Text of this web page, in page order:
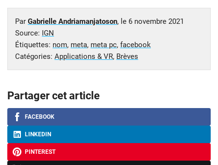
Par Gabrielle Andriamanjatoson, le 6 novembre 2021
Source: IGN
Étiquettes: nom, meta, meta pc, facebook
Catégories: Applications & VR, Brèves
Partager cet article
FACEBOOK
LINKEDIN
PINTEREST